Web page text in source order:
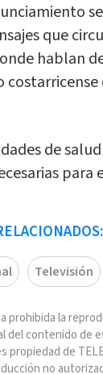
que
hablan
costarricense
de
para
Televisión
prohibida la
del contenido de
propiedad de
no